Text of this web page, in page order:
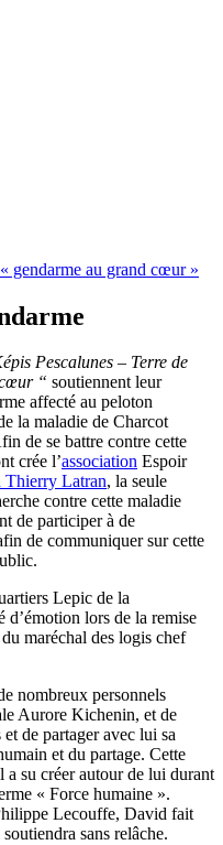
gendarme au grand cœur »
Pescalunes – Terre de
“ soutiennent leur
affecté au peloton
la maladie de Charcot
de se battre contre cette
crée l’association Espoir
Thierry Latran, la seule
contre cette maladie
de participer à de
de communiquer sur cette
Lepic de la
d’émotion lors de la remise
maréchal des logis chef
nombreux personnels
Aurore Kichenin, et de
de partager avec lui sa
et du partage. Cette
a su créer autour de lui durant
« Force humaine ».
Lecouffe, David fait
sans relâche.